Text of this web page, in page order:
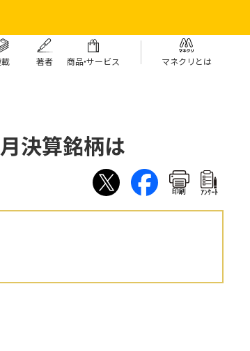
著者 商品・サービス マネクリとは
決算銘柄は
印刷 ｱﾝｹｰﾄ